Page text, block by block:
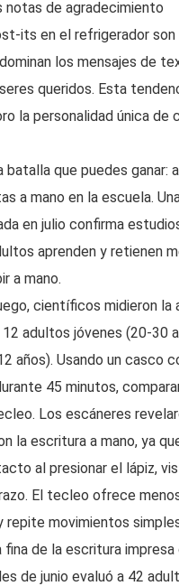
notas de agradecimiento
its en el refrigerador son
los mensajes de
queridos. Esta
la personalidad única de
batalla que puedes ganar:
a mano en la escuela.
en julio confirma
aprenden y retienen
a mano.
científicos midieron la
adultos jóvenes (20-30
años). Usando un casco
45 minutos,
Los escáneres
la escritura a mano, ya
al presionar el lápiz,
El tecleo ofrece
repite movimientos
de la escritura impresa
de junio evaluó a 42